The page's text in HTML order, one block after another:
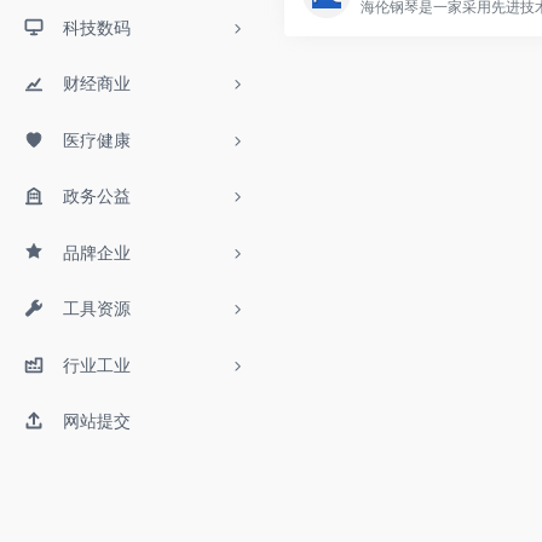
科技数码
财经商业
医疗健康
政务公益
品牌企业
工具资源
行业工业
网站提交